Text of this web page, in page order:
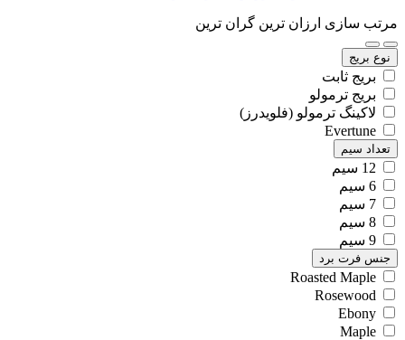
مرتب سازی ارزان ترین گران ترین
نوع بریج
بریج ثابت
بریج ترمولو
لاکینگ ترمولو (فلویدرز)
Evertune
تعداد سیم
12 سیم
6 سیم
7 سیم
8 سیم
9 سیم
جنس فرت برد
Roasted Maple
Rosewood
Ebony
Maple